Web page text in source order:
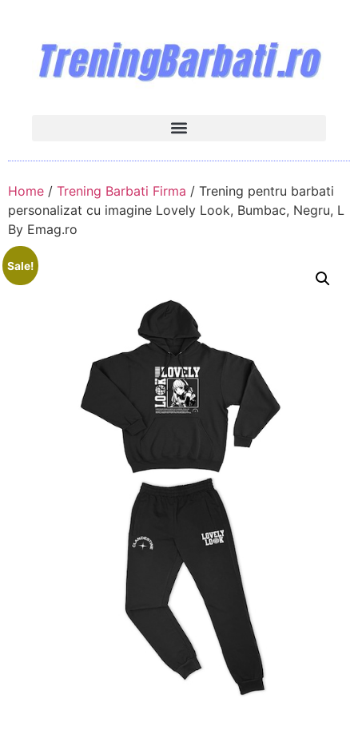
Home / Trening Barbati Firma / Trening pentru barbati
personalizat cu imagine Lovely Look, Bumbac, Negru, L
By Emag.ro
Sale!